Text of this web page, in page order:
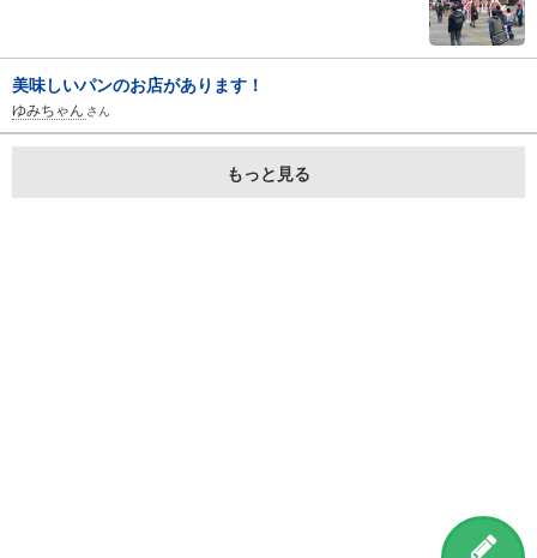
美味しいパンのお店があります！
ゆみちゃん さん
もっと見る